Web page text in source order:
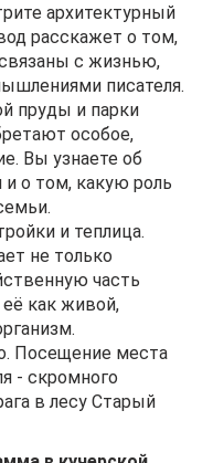
архитектурный
расскажет о том,
с жизнью,
писателя.
пруды и парки
особое,
Вы узнаете об
и о том, какую роль
и теплица.
не только
часть
как живой,
Посещение места
- скромного
в лесу Старый